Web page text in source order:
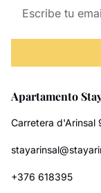
Apartamento
Carretera d'Arinsal
+376 618395